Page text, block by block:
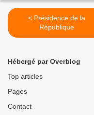
< Présidence de la
République
Hébergé par Overblog
Top articles
Pages
Contact